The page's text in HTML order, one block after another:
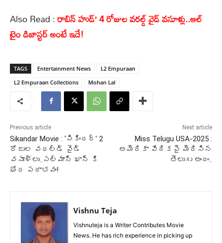
Also Read :రాబిన్ హుడ్’ 4 రోజుల వరల్డ్ వైడ్ వసూళ్లు..ఆల్
టైం డిజాస్టర్ అంటే ఇదే!
TAGS Entertainment News
L2 Empuraan
L2 Empuraan Collections
Mohan Lal
Previous article
Sikandar Movie : ‘సికిందర్’ 2
రోజుల వరల్డ్ వైడ్
వసూళ్లు..సల్మాన్ ఖాన్ కి
ఘోర పరాభవం!
Next article
Miss Telugu USA-2025 :
అమెరికా వేదికపై మెరిసిన
తెలుగు అందం..
Vishnu Teja
Vishnuteja is a Writer Contributes Movie
News. He has rich experience in picking up